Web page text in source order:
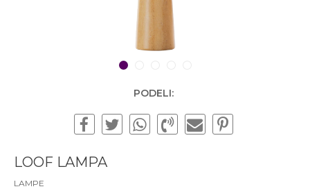
1
PODELI:
LOOF LAMPA
LAMPE